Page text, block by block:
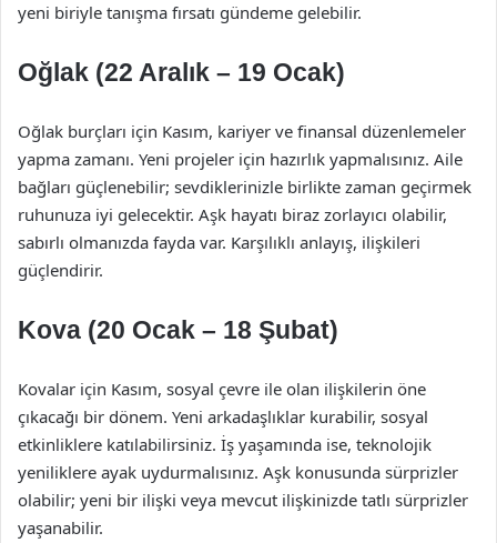
yeni biriyle tanışma fırsatı gündeme gelebilir.
Oğlak (22 Aralık – 19 Ocak)
Oğlak burçları için Kasım, kariyer ve finansal düzenlemeler
yapma zamanı. Yeni projeler için hazırlık yapmalısınız. Aile
bağları güçlenebilir; sevdiklerinizle birlikte zaman geçirmek
ruhunuza iyi gelecektir. Aşk hayatı biraz zorlayıcı olabilir,
sabırlı olmanızda fayda var. Karşılıklı anlayış, ilişkileri
güçlendirir.
Kova (20 Ocak – 18 Şubat)
Kovalar için Kasım, sosyal çevre ile olan ilişkilerin öne
çıkacağı bir dönem. Yeni arkadaşlıklar kurabilir, sosyal
etkinliklere katılabilirsiniz. İş yaşamında ise, teknolojik
yeniliklere ayak uydurmalısınız. Aşk konusunda sürprizler
olabilir; yeni bir ilişki veya mevcut ilişkinizde tatlı sürprizler
yaşanabilir.